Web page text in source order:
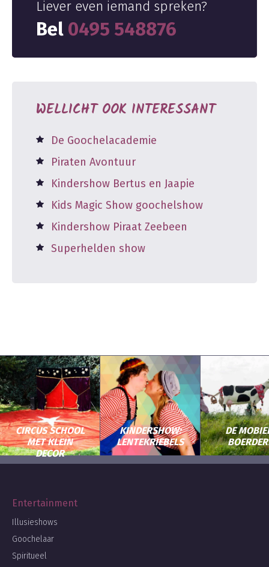
Liever even iemand spreken?
Bel 0495 548876
WELLICHT OOK INTERESSANT
De Goochelacademie
Piraten Avontuur
Kindershow Bertus en Jaapie
Kids Magic Show goochelshow
Kindershow Piraat Zeebeen
Superhelden show
CIRCUS SCHOOL
MET KLEIN
DECOR
KINDERSHOW:
LENTEKRIEBELS
DE
Entertainment
Illusieshows
Goochelaar
Spiritueel